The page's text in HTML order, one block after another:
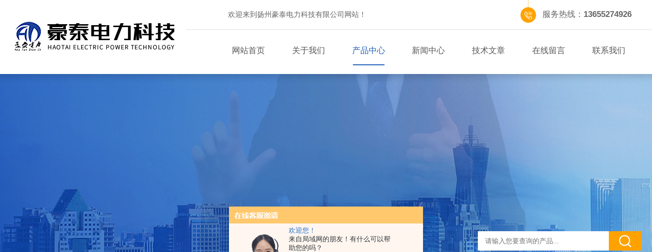
欢迎您！
来自局域网的朋友！有什么可以帮
助您的吗？
欢迎来到扬州豪泰电力科技有限公司网站！ 服务热线： 13655274926
网站首页 关于我们 产品中心 新闻中心 技术文章 在线留言 联系我们